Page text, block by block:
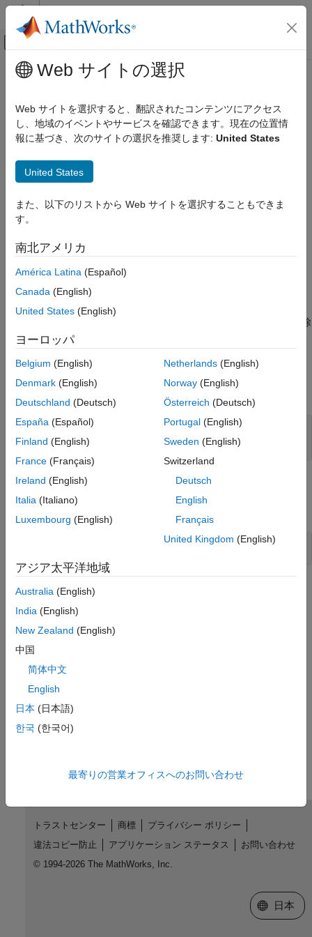
コンテンツへスキップ
オフキャンバス ナビゲーション メ
ドキュメンテーションのホーム
Simulink Test
項目一覧
説明
入力引数
バージョン履歴
参考
メインコンテンツ
remove
クラス:sltest.testmanager.ResultSet
名前空間:
sltest.testmanager
結果セットを削除
構文
説明
remove(result)
ト resultを削除します。テスト マネージャーが表示されている
ペインから削除
されます。
入力引数
result— 結果セット
sltest.testmanager.ResultSetオブジェクト
例
すべて展開する
バージョン履歴
R2019a で導入
参考
sltest.testmanager.ResultSet
sltest.testmanager.TestSuiteResult
Web サイトの選択
Web サイトを選択すると、翻訳されたコンテンツにアクセス
し、地域のイベントやサービスを確認できます。現在の位置情
報に基づき、次のサイトの選択を推奨します: United States
United States
また、以下のリストから Web サイトを選択することもできま
す。
南北アメリカ
América Latina (Español)
Canada (English)
United States (English)
ヨーロッパ
Belgium (English)
Denmark (English)
Deutschland (Deutsch)
España (Español)
Finland (English)
France (Français)
Ireland (English)
Italia (Italiano)
Luxembourg (English)
Netherlands(English)
Norway(English)
Österreich (Deutsch)
Portugal(English)
Sweden (English)
Switzerland
Deutsch
English
Français
United Kingdom (English)
アジア太平洋地域
Australia (English)
India (English)
New Zealand (English)
中国
简体中文
English
日本 (日本語)
한국 (한국어)
最寄りの営業オフィスへのお問い合わせ
トラストセンター 商標
プライバシー ポリシー
違法コピー防止
アプリケーション ステータス
お問い合わせ
© 1994-2026 The MathWorks, Inc.
Web サイ
日本